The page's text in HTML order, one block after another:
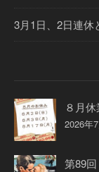
3月1日、2日連休
８月
2026年
第89